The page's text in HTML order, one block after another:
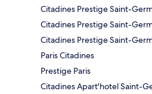
Citadines Prestige Saint-
Citadines Prestige Saint-
Citadines Prestige Saint-
Paris Citadines
Prestige Paris
Citadines Apart'hotel Saint-